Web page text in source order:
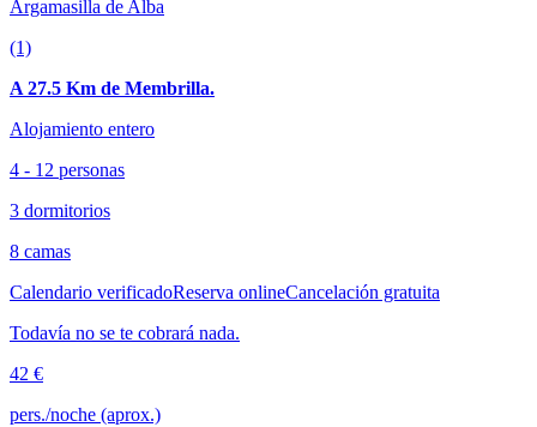
Argamasilla de Alba
(1)
A 27.5 Km de Membrilla.
Alojamiento entero
4 - 12 personas
3 dormitorios
8 camas
Calendario verificadoReserva onlineCancelación gratuita
Todavía no se te cobrará nada.
42 €
pers./noche (aprox.)